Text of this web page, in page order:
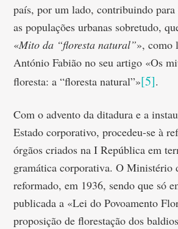
país, por um lado, contribuindo
as populações urbanas sobretudo,
«Mito da “floresta natural”», como
António Fabião no seu artigo «Os
floresta: a “floresta natural”»[5].
Com o advento da ditadura e a
Estado corporativo, procedeu-se à
órgãos criados na I República em
gramática corporativa. O
reformado, em 1936, sendo que só
publicada a «Lei do Povoamento
proposição de florestação dos